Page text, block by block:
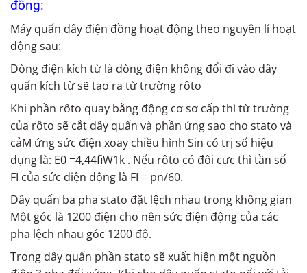
đồng:
Máy quấn dây điện đồng hoạt động theo nguyên lí hoạt
động sau:
Dòng điện kích từ là dòng điện không đổi đi vào dây
quấn kích từ sẽ tạo ra từ trường rôto
Khi phần rôto quay bằng động cơ sơ cấp thì từ trường
của rôto sẽ cắt dây quấn và phần ứng sao cho stato và
cảM ứng sức điện xoay chiều hình Sin có trị số hiệu
dụng là: E0 =4,44fiW1k . Nếu rôto có đôi cực thì tần số
FI của sức điện động là FI = pn/60.
Dây quấn ba pha stato đặt lệch nhau trong không gian
Một góc là 1200 điện cho nên sức điện động của các
pha lệch nhau góc 1200 độ.
Trong dây quấn phần stato sẽ xuất hiện một nguồn